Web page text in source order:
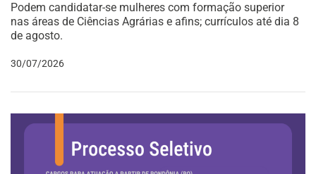
Podem candidatar-se mulheres com formação superior
nas áreas de Ciências Agrárias e afins; currículos até dia 8
de agosto.
30/07/2026